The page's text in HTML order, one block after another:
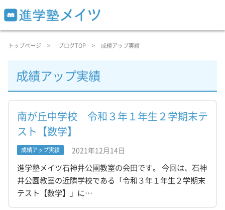
トップページ ブログTOP 成績アップ実績
成績アップ実績
南が丘中学校 令和３年１年生２学期末テ
スト【数学】
成績アップ実績 2021年12月14日
進学塾メイツ石神井公園教室の会田です。 今回は、石神
井公園教室の近隣学校である「令和３年１年生２学期末
テスト【数学】」に…